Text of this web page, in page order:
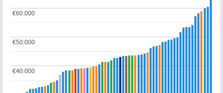
€40.000
€40.000
€50.000
€50.000
€60.000
€60.000